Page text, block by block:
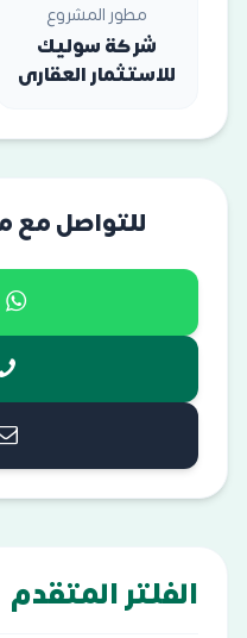
مطور المشروع
شركة سوليك
للاستثمار العقارى
للتواصل مع
الفلتر المتقدم